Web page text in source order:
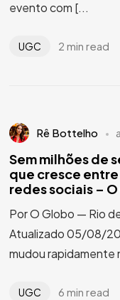
evento com [...
UGC 2 min read
Rê Bottelho
Sem milhões de
que cresce entre
redes sociais – O
Por O Globo — Rio
Atualizado 05/08/
mudou rapidamente
UGC 6 min read